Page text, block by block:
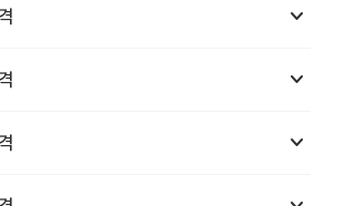
keyboard_arrow_down
keyboard_arrow_down
keyboard_arrow_down